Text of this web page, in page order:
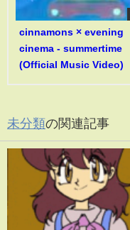
cinnamons × evening
cinema - summertime
(Official Music Video)
未分類の関連記事